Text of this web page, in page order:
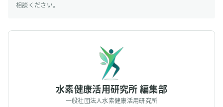
相談ください。
水素健康活用研究所 編集部
一般社団法人水素健康活用研究所